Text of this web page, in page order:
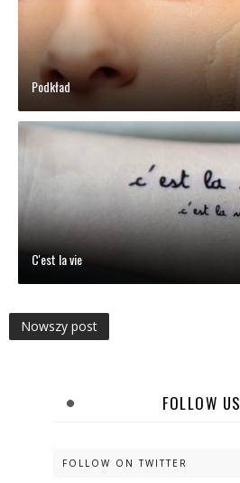
Podkład
C'est la vie
Nowszy post
FOLLOW US
FOLLOW ON TWITTER